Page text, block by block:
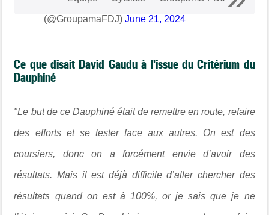
(@GroupamaFDJ)June 21, 2024
Ce que disait David Gaudu à l'issue du Critérium du
Dauphiné
"Le but de ce Dauphiné était de remettre en route, refaire
des efforts et se tester face aux autres. On est des
coursiers, donc on a forcément envie d’avoir des
résultats. Mais il est déjà difficile d’aller chercher des
résultats quand on est à 100%, or je sais que je ne